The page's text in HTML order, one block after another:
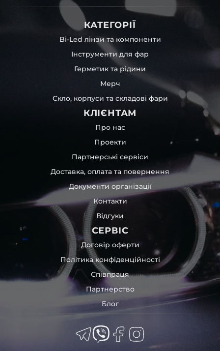
КАТЕГОРІЇ
Bi-Led лінзи та компоненти
Інструменти для фар
Герметик та рідини
Мерч
Скло, корпуси та складові фари
КЛІЄНТАМ
Про нас
Проекти
Партнерські сервіси
Доставка, оплата та повернення
Документи організації
Контакти
Відгуки
СЕРВІС
Договір оферти
Політика конфіденційності
Співпраця
Партнерство
Блог